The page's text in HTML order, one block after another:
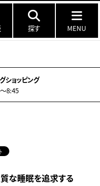
探す MENU
ショッピング
8:45
質な睡眠を追求する